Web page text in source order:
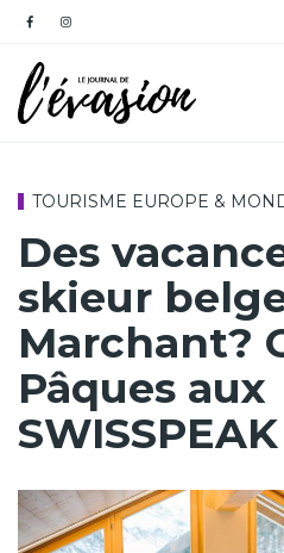
TOURISME EUROPE &
Des
skieur
Marchant?
Pâques aux